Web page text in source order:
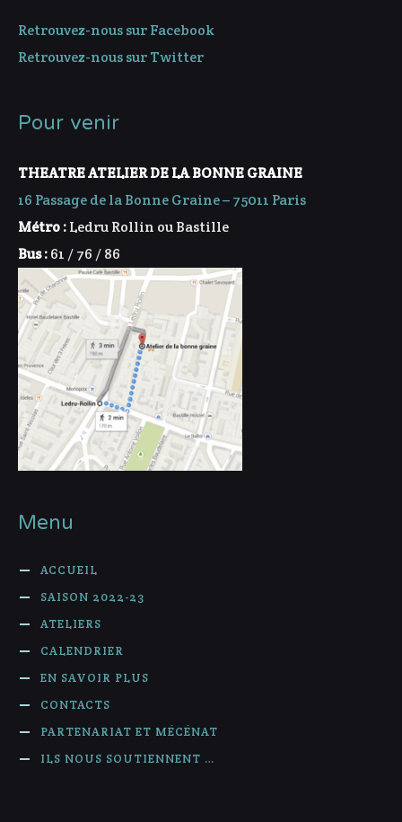
Retrouvez-nous sur Facebook
Retrouvez-nous sur Twitter
Pour venir
THEATRE ATELIER DE LA BONNE GRAINE
16 Passage de la Bonne Graine – 75011 Paris
Métro :Ledru Rollin ou Bastille
Bus :61 / 76 / 86
Menu
ACCUEIL
SAISON 2022-23
ATELIERS
CALENDRIER
EN SAVOIR PLUS
CONTACTS
PARTENARIAT ET MÉCÉNAT
ILS NOUS SOUTIENNENT …